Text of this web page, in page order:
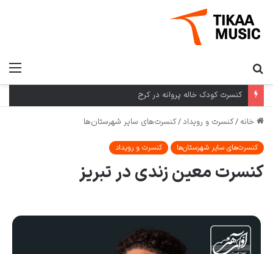
کنسرت کودک خاله پروانه در کرج
خانه /کنسرت و رویداد/کنسرت‌های سایر شهرستان‌ها
کنسرت‌های سایر شهرستان‌ها کنسرت و رویداد
کنسرت معین زندی در تبریز